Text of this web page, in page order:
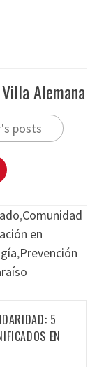
Alemana
posts
,Comunidad
en
,Prevención
5
EN